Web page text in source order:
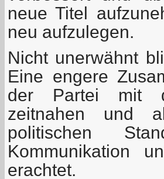
neue Titel
neu aufzulegen.
Nicht unerwähnt
Eine engere
der Partei mit
zeitnahen und
politischen
Kommunikation
erachtet.